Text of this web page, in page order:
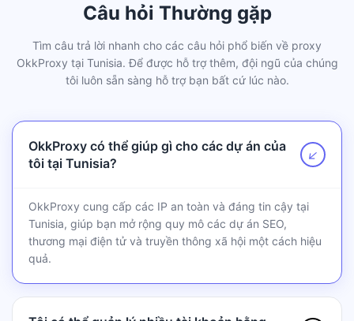
Câu hỏi Thường gặp
Tìm câu trả lời nhanh cho các câu hỏi phổ biến về proxy
OkkProxy tại Tunisia. Để được hỗ trợ thêm, đội ngũ của chúng
tôi luôn sẵn sàng hỗ trợ bạn bất cứ lúc nào.
OkkProxy có thể giúp gì cho các dự án của
tôi tại Tunisia?
↗
OkkProxy cung cấp các IP an toàn và đáng tin cậy tại
Tunisia, giúp bạn mở rộng quy mô các dự án SEO,
thương mại điện tử và truyền thông xã hội một cách hiệu
quả.